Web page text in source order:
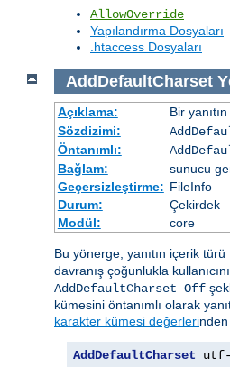
AllowOverride
Yapılandırma Dosyaları
.htaccess Dosyaları
AddDefaultCharset
Açıklama: Bir
Sözdizimi:
Öntanımlı:
Bağlam:
sunucu
Geçersizleştirme: FileInfo
Durum:
Çekirdek
Modül:
core
Bu yönerge, yanıtın içerik türü
davranış çoğunlukla
AddDefaultCharset Off
kümesini öntanımlı olarak
karakter kümesi değerlerinden
AddDefaultCharset